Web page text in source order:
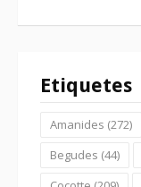
Etiquetes
Amanides (272)
Begudes (44)